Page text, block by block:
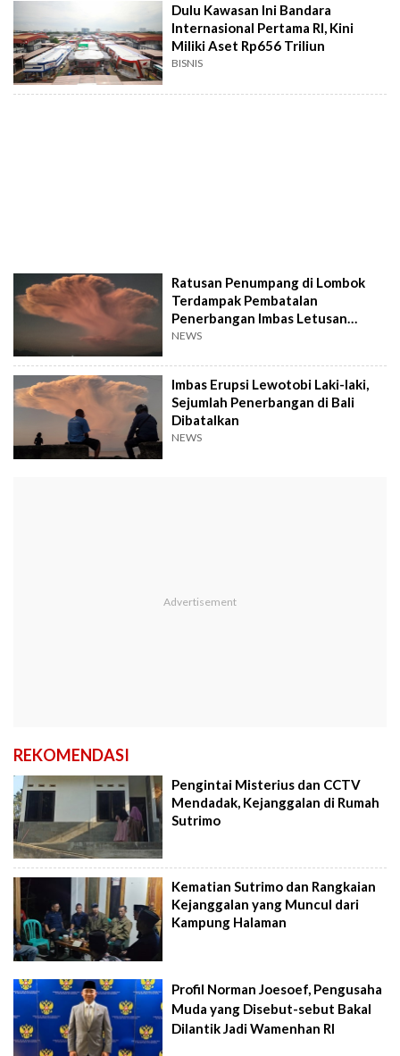
Dulu Kawasan Ini Bandara
Internasional Pertama RI, Kini
Miliki Aset Rp656 Triliun
BISNIS
Ratusan Penumpang di Lombok
Terdampak Pembatalan
Penerbangan Imbas Letusan
Gunung
NEWS
Imbas Erupsi Lewotobi Laki-laki,
Sejumlah Penerbangan di Bali
Dibatalkan
NEWS
REKOMENDASI
Pengintai Misterius dan CCTV
Mendadak, Kejanggalan di Rumah
Sutrimo
Kematian Sutrimo dan Rangkaian
Kejanggalan yang Muncul dari
Kampung Halaman
Profil Norman Joesoef, Pengusaha
Muda yang Disebut-sebut Bakal
Dilantik Jadi Wamenhan RI